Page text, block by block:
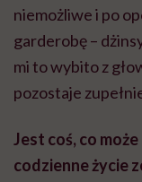
niemożliwe i po
garderobę –
mi to wybito z
pozostaje
Jest coś, co
codzienne życie